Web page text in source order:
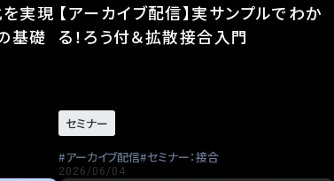
を実現
基礎
【アーカイブ配信】実サンプルでわか
る！ろう付＆拡散接合入門
セミナー
アーカイブ配信 セミナー：接合
2026/06/04